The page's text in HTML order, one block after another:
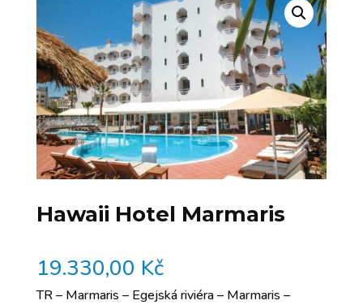
Hawaii Hotel Marmaris
19.330,00 Kč
TR – Marmaris – Egejská riviéra – Marmaris –